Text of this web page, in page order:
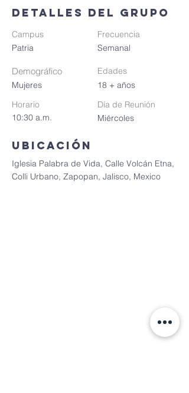
Detalles del grupo
Campus
Patria
Demográfico
Mujeres
Horario
10:30 a.m.
Frecuencia
Semanal
Edades
18 + años
Día de Reunión
Miércoles
Ubicación
Iglesia Palabra de Vida, Calle Volcán Etna,
Colli Urbano, Zapopan, Jalisco, Mexico